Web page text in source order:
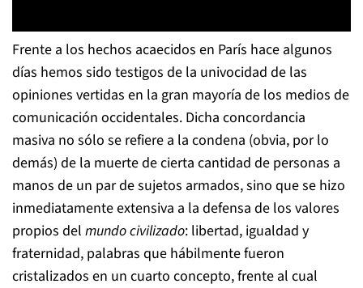
Frente a los hechos acaecidos en París hace algunos
días hemos sido testigos de la univocidad de las
opiniones vertidas en la gran mayoría de los medios de
comunicación occidentales. Dicha concordancia
masiva no sólo se refiere a la condena (obvia, por lo
demás) de la muerte de cierta cantidad de personas a
manos de un par de sujetos armados, sino que se hizo
inmediatamente extensiva a la defensa de los valores
propios del mundo civilizado: libertad, igualdad y
fraternidad, palabras que hábilmente fueron
cristalizados en un cuarto concepto, frente al cual